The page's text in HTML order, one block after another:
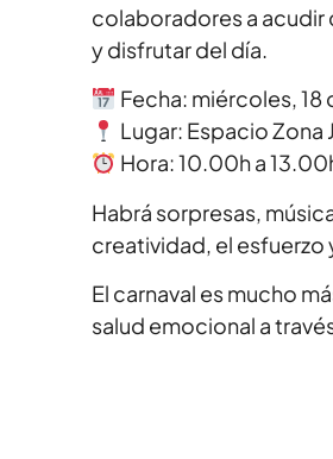
colaboradores a acudir
y disfrutar del día.
Fecha: miércoles, 18
Lugar: Espacio Zona
Hora: 10.00h a
Habrá sorpresas,
creatividad, el
El carnaval es mucho
salud emocional a